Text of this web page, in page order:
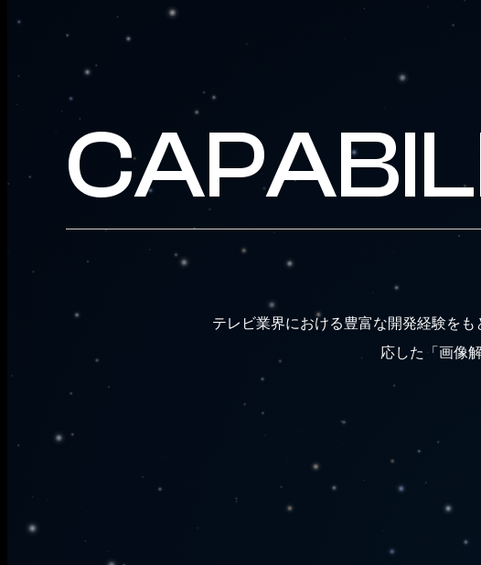
テレビ業界における豊富な開発経験を
応した「画像